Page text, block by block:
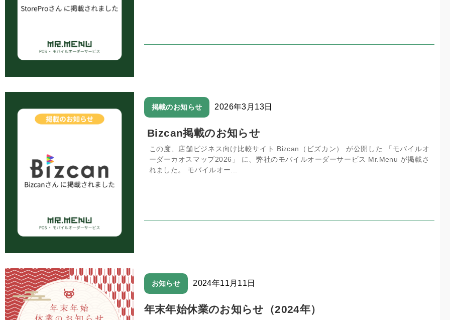
掲載のお知らせ 2026年3月13日
Bizcan掲載のお知らせ
この度、店舗ビジネス向け比較サイト Bizcan（ビズカン） が公開した 「モバイルオ
ーダーカオスマップ2026」 に、弊社のモバイルオーダーサービス Mr.Menu が掲載さ
れました。 モバイルオー...
お知らせ 2024年11月11日
年末年始休業のお知らせ（2024年）